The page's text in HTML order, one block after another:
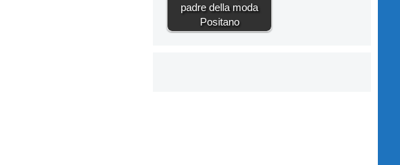
padre della moda
Positano